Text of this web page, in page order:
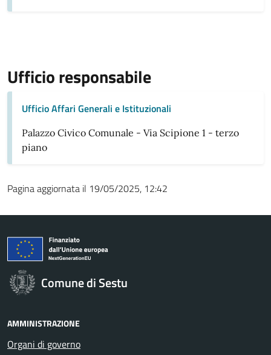
Ufficio responsabile
Ufficio Affari Generali e Istituzionali
Palazzo Civico Comunale - Via Scipione 1 - terzo
piano
Pagina aggiornata il 19/05/2025, 12:42
Comune di Sestu
AMMINISTRAZIONE
Organi di governo